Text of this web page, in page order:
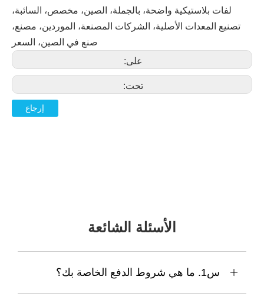
لفات بلاستيكية واضحة، بالجملة، الصين، مخصص، السائبة،
تصنيع المعدات الأصلية، الشركات المصنعة، الموردين، مصنع،
صنع في الصين، السعر
على:
تحت:
إرجاع
الأسئلة الشائعة
س1. ما هي شروط الدفع الخاصة بك؟